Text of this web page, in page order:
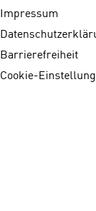
Impressum
Barrierefreiheit
Cookie-